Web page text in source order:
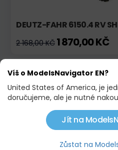
DEUTZ-FAHR 6150.4 RV
2 168,00 KČ 1 870,00 KČ
Skladem
Víš o ModelsNavigator EN?
United States of America, je
doručujeme, ale je nutné
Jít na
Zůstat na